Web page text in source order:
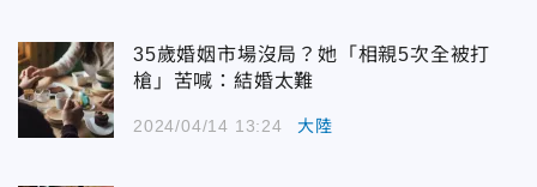
35歲婚姻市場沒局？她「相親5次全被打
槍」苦喊：結婚太難
2024/04/14 13:24 大陸